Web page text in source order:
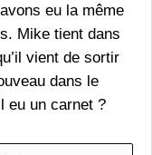
eu la même
Mike tient dans
vient de sortir
dans le
eu un carnet ?